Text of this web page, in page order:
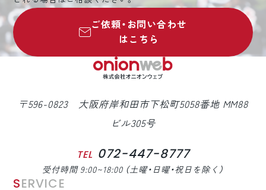
ご依頼・お問い合わせ
はこちら
〒596-0823 大阪府岸和田市下松町5058番地 MM88
ビル305号
TEL 072-447-8777
受付時間 9:00~18:00 （土曜・日曜・祝日を除く）
SERVICE